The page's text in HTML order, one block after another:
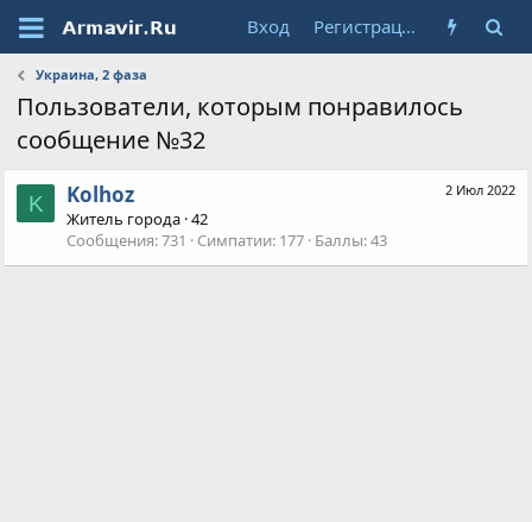
Вход Регистрация
Украина, 2 фаза
Пользователи, которым понравилось
сообщение №32
K
2 Июл 2022
Kolhoz
Житель города ·42
Сообщения 731 Симпатии 177 Баллы 43